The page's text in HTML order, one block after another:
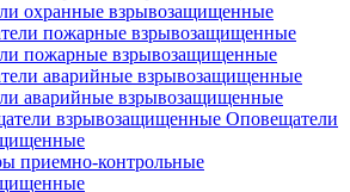
охранные взрывозащищенные
пожарные взрывозащищенные
аварийные взрывозащищенные
Оповещатели